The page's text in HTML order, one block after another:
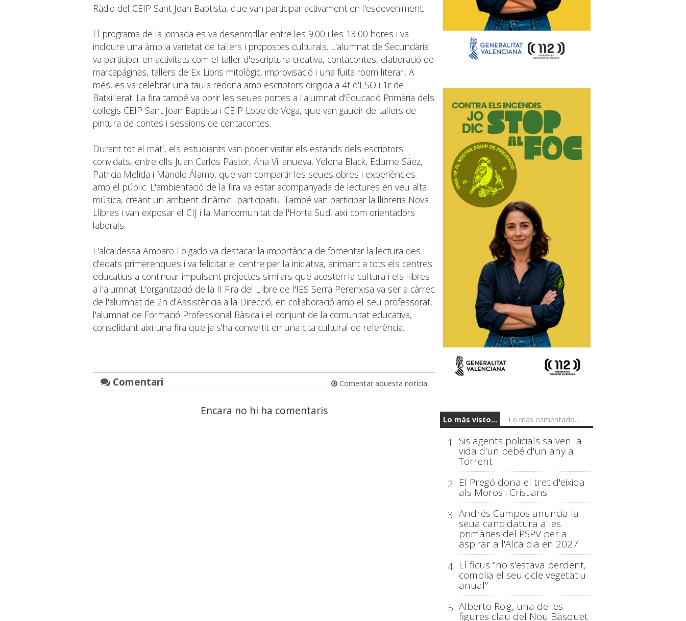
Ràdio del CEIP Sant Joan Baptista, que van participar activament en l'esdeveniment.
El programa de la jornada es va desenrotllar entre les 9.00 i les 13.00 hores i va
incloure una àmplia varietat de tallers i propostes culturals. L'alumnat de Secundària
va participar en activitats com el taller d'escriptura creativa, contacontes, elaboració de
marcapáginas, tallers de Ex Libris mitològic, improvisació i una fuita room literari. A
més, es va celebrar una taula redona amb escriptors dirigida a 4t d'ESO i 1r de
Batxillerat. La fira també va obrir les seues portes a l'alumnat d'Educació Primària dels
col·legis CEIP Sant Joan Baptista i CEIP Lope de Vega, que van gaudir de tallers de
pintura de contes i sessions de contacontes.
Durant tot el matí, els estudiants van poder visitar els estands dels escriptors
convidats, entre ells Juan Carlos Pastor, Ana Villanueva, Yelena Black, Edurne Sáez,
Patricia Melida i Manolo Álamo, que van compartir les seues obres i experiències
amb el públic. L'ambientació de la fira va estar acompanyada de lectures en veu alta i
música, creant un ambient dinàmic i participatiu. També van participar la llibreria Nova
Llibres i van exposar el CIJ i la Mancomunitat de l'Horta Sud, així com orientadors
laborals.
L'alcaldessa Amparo Folgado va destacar la importància de fomentar la lectura des
d'edats primerenques i va felicitar el centre per la iniciativa, animant a tots els centres
educatius a continuar impulsant projectes similars que acosten la cultura i els llibres
a l'alumnat. L'organització de la II Fira del Llibre de l'IES Serra Perenxisa va ser a càrrec
de l'alumnat de 2n d'Assistència a la Direcció, en col·laboració amb el seu professorat,
l'alumnat de Formació Professional Bàsica i el conjunt de la comunitat educativa,
consolidant així una fira que ja s'ha convertit en una cita cultural de referència.
Comentari Comentar aquesta notícia
Encara no hi ha comentaris
Lo más visto... Lo más comentado...
1 Sis agents policials salven la
vida d'un bebé d'un any a
Torrent
2 El Pregó dona el tret d'eixida
als Moros i Cristians
3 Andrés Campos anuncia la
seua candidatura a les
primàries del PSPV per a
aspirar a l'Alcaldia en 2027
4 El ficus "no s'estava perdent,
complia el seu cicle vegetatiu
anual”
5 Alberto Roig, una de les
figures clau del Nou Bàsquet